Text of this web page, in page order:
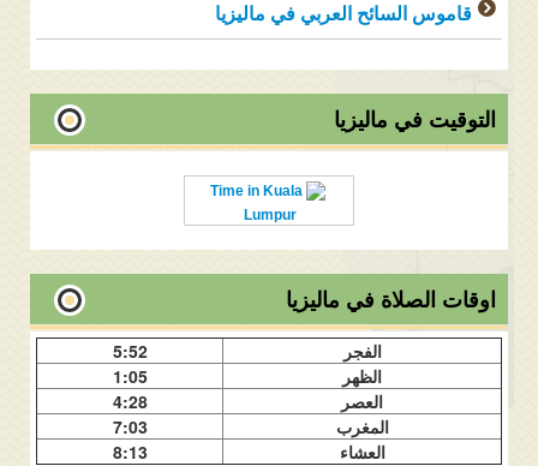
قاموس السائح العربي في ماليزيا
التوقيت في ماليزيا
Time in Kuala
Lumpur
اوقات الصلاة في ماليزيا
الفجر
5:52
الظهر
1:05
العصر
4:28
المغرب
7:03
العشاء
8:13